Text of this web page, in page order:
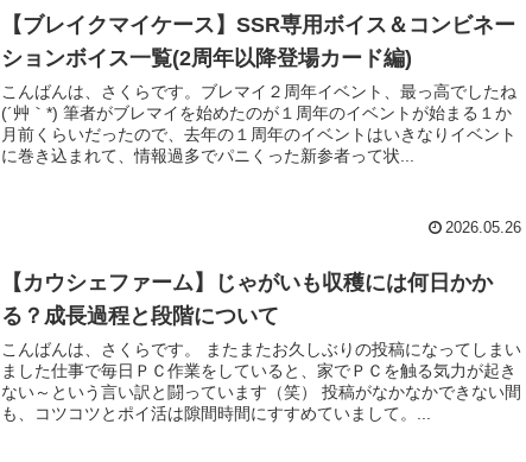
【ブレイクマイケース】SSR専用ボイス＆コンビネー
ションボイス一覧(2周年以降登場カード編)
こんばんは、さくらです。ブレマイ２周年イベント、最っ高でしたね
(´艸｀*) 筆者がブレマイを始めたのが１周年のイベントが始まる１か
月前くらいだったので、去年の１周年のイベントはいきなりイベント
に巻き込まれて、情報過多でパニくった新参者って状...
2026.05.26
【カウシェファーム】じゃがいも収穫には何日かか
る？成長過程と段階について
こんばんは、さくらです。 またまたお久しぶりの投稿になってしまい
ました仕事で毎日ＰＣ作業をしていると、家でＰＣを触る気力が起き
ない～という言い訳と闘っています（笑） 投稿がなかなかできない間
も、コツコツとポイ活は隙間時間にすすめていまして。...